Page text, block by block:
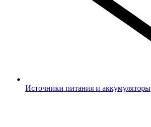
Источники питания и аккумуляторы